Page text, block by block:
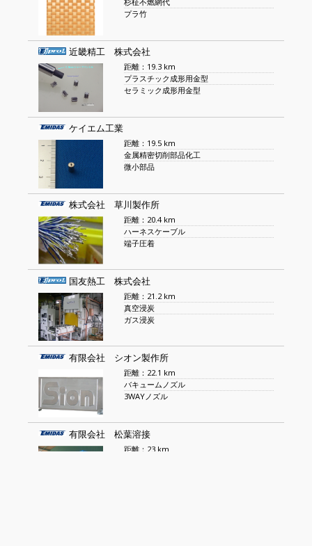
プラ竹
近畿精工 株式会社
距離：19.3 km
プラスチック成形用金型
セラミック成形用金型
ケイエム工業
距離：19.5 km
金属精密切削部品化工
微小部品
株式会社 草川製作所
距離：20.4 km
ハーネスケーブル
端子圧着
国友熱工 株式会社
距離：21.2 km
真空浸炭
ガス浸炭
有限会社 シオン製作所
距離：22.1 km
バキュームノズル
3WAYノズル
有限会社 松葉溶接
距離：23 km